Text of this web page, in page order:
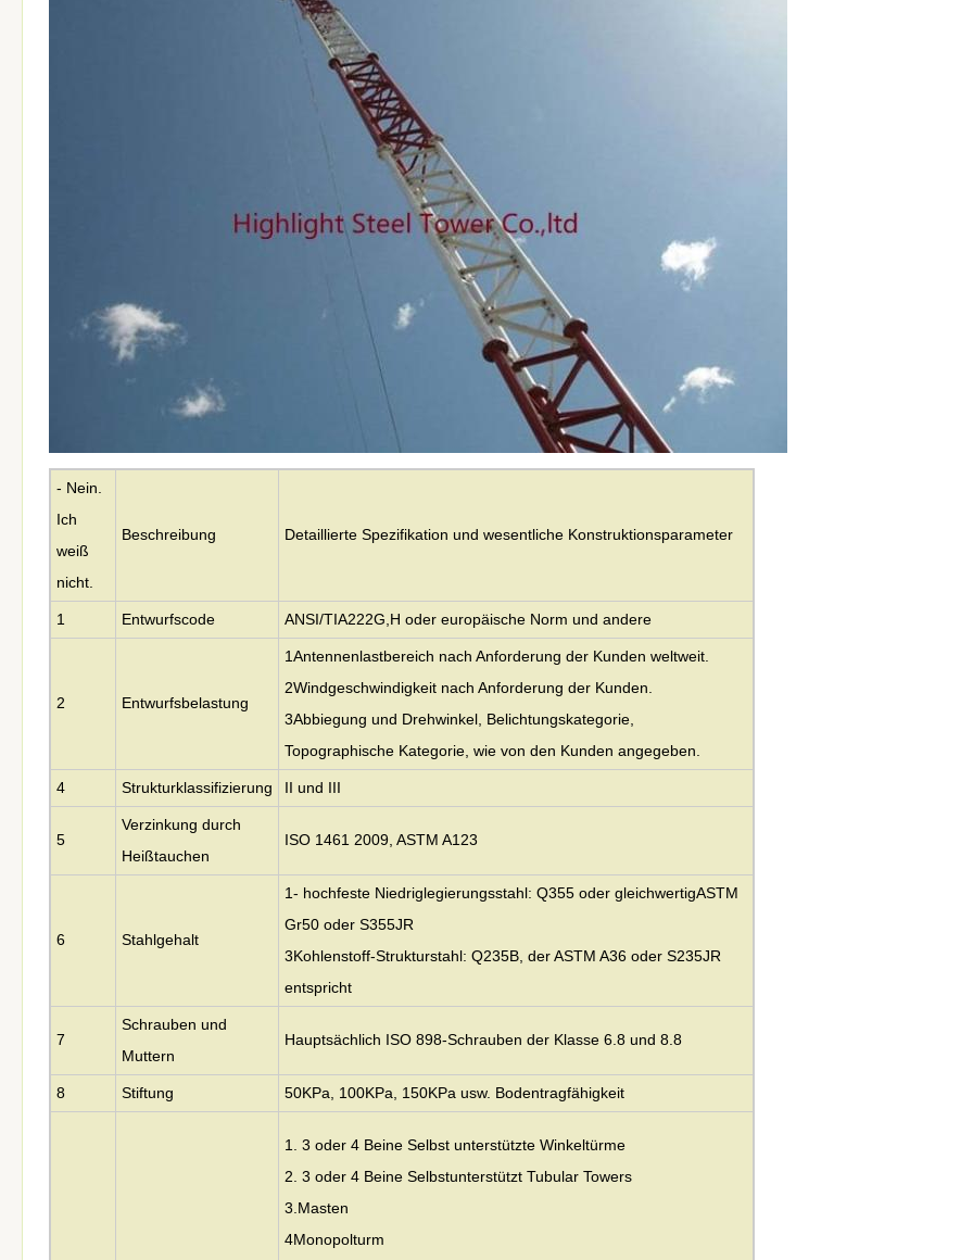
- Nein.
Ich
weiß
nicht.
Beschreibung Detaillierte Spezifikation und wesentliche Konstruktionsparameter
1 Entwurfscode ANSI/TIA222G,H oder europäische Norm und andere
2 Entwurfsbelastung
1Antennenlastbereich nach Anforderung der Kunden weltweit.
2Windgeschwindigkeit nach Anforderung der Kunden.
3Abbiegung und Drehwinkel, Belichtungskategorie,
Topographische Kategorie, wie von den Kunden angegeben.
4 Strukturklassifizierung II und III
5
Verzinkung durch
Heißtauchen
ISO 1461 2009, ASTM A123
6 Stahlgehalt
1- hochfeste Niedriglegierungsstahl: Q355 oder gleichwertigASTM
Gr50 oder S355JR
3Kohlenstoff-Strukturstahl: Q235B, der ASTM A36 oder S235JR
entspricht
7
Schrauben und
Muttern
Hauptsächlich ISO 898-Schrauben der Klasse 6.8 und 8.8
8 Stiftung 50KPa, 100KPa, 150KPa usw. Bodentragfähigkeit
1. 3 oder 4 Beine Selbst unterstützte Winkeltürme
2. 3 oder 4 Beine Selbstunterstützt Tubular Towers
3. Masten
4Monopolturm